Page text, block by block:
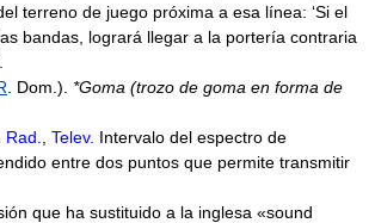
terreno de juego próxima a esa línea: ‘Si el
bandas, logrará llegar a la portería contraria
. Dom.). *Goma (trozo de goma en forma de
Rad. Telev. Intervalo del espectro de
entre dos puntos que permite transmitir
que ha sustituido a la inglesa «sound